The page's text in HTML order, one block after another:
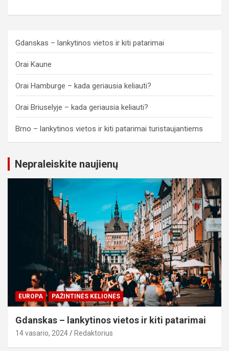
Gdanskas – lankytinos vietos ir kiti patarimai
Orai Kaune
Orai Hamburge – kada geriausia keliauti?
Orai Briuselyje – kada geriausia keliauti?
Brno – lankytinos vietos ir kiti patarimai turistaujantiems
Nepraleiskite naujienų
EUROPA PAŽINTINĖS KELIONĖS
Gdanskas – lankytinos vietos ir kiti patarimai
14 vasario, 2024 Redaktorius